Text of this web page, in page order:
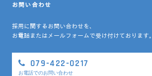
お問い合わせ
採用に関するお問い合わせを、
お電話またはメールフォームで受け付けております。
079-422-0217
お電話でのお問い合わせ